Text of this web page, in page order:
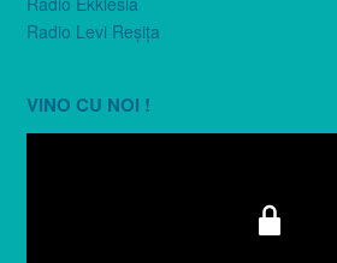
Radio Levi Reşiţa
VINO CU NOI !